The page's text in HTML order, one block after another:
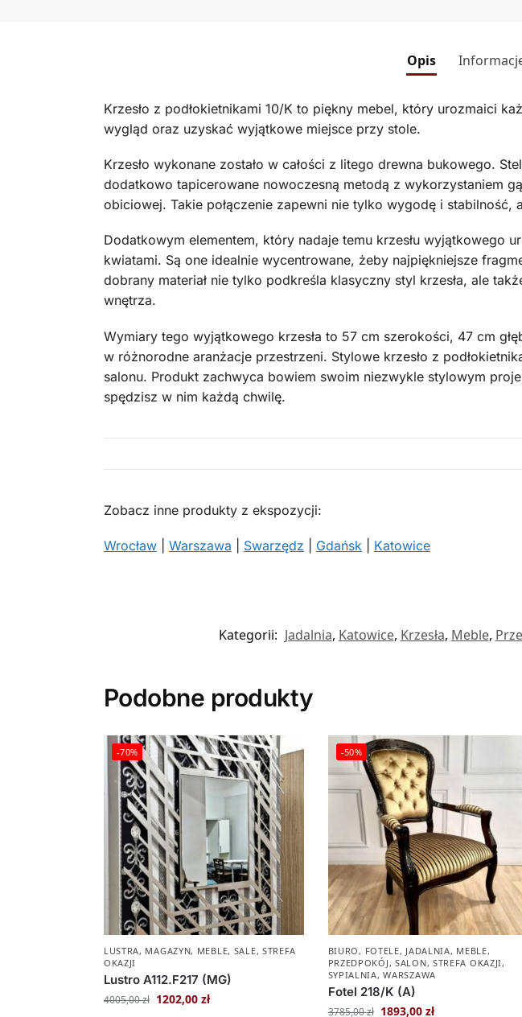
Opis
Krzesło z podłokietnikami 10/K to piękny mebel, który urozmaici
wygląd oraz uzyskać wyjątkowe miejsce przy stole.
Krzesło wykonane zostało w całości z litego drewna bukowego.
dodatkowo tapicerowane nowoczesną metodą z wykorzystaniem
obiciowej. Takie połączenie zapewni nie tylko wygodę i stabilność,
Dodatkowym elementem, który nadaje temu krzesłu wyjątkowego
kwiatami. Są one idealnie wycentrowane, żeby najpiękniejsze
dobrany materiał nie tylko podkreśla klasyczny styl krzesła, ale
wnętrza.
Wymiary tego wyjątkowego krzesła to 57 cm szerokości, 47 cm
w różnorodne aranżacje przestrzeni. Stylowe krzesło z
salonu. Produkt zachwyca bowiem swoim niezwykle stylowym
spędzisz w nim każdą chwilę.
Zobacz inne produkty z ekspozycji:
Wrocław| Warszawa Swarzędz Gdańsk| Katowice
Kategorii: Jadalnia, Katowice, Krzesła, Meble,
Podobne produkty
-70%
LUSTRA, MAGAZYN, MEBLE, SALE, STREFA
OKAZJI
Lustro A112.F217 (MG)
4005,00zł 1202,00 zł
-50%
BIURO, FOTELE, JADALNIA, MEBLE,
PRZEDPOKÓJ, SALON, STREFA OKAZJI,
SYPIALNIA,WARSZAWA
Fotel 218/K (A)
3785,00zł 1893,00 zł